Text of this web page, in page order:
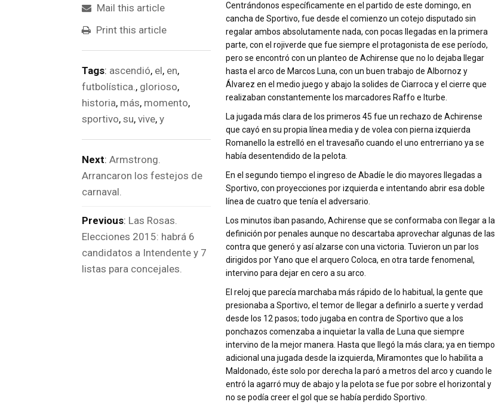
Centrándonos específicamente en el partido de este domingo, en
cancha de Sportivo, fue desde el comienzo un cotejo disputado sin
regalar ambos absolutamente nada, con pocas llegadas en la primera
parte, con el rojiverde que fue siempre el protagonista de ese período,
pero se encontró con un planteo de Achirense que no lo dejaba llegar
hasta el arco de Marcos Luna, con un buen trabajo de Albornoz y
Álvarez en el medio juego y abajo la solides de Ciarroca y el cierre que
realizaban constantemente los marcadores Raffo e Iturbe.
La jugada más clara de los primeros 45 fue un rechazo de Achirense
que cayó en su propia línea media y de volea con pierna izquierda
Romanello la estrelló en el travesaño cuando el uno entrerriano ya se
había desentendido de la pelota.
En el segundo tiempo el ingreso de Abadíe le dio mayores llegadas a
Sportivo, con proyecciones por izquierda e intentando abrir esa doble
línea de cuatro que tenía el adversario.
Los minutos iban pasando, Achirense que se conformaba con llegar a la
definición por penales aunque no descartaba aprovechar algunas de las
contra que generó y así alzarse con una victoria. Tuvieron un par los
dirigidos por Yano que el arquero Coloca, en otra tarde fenomenal,
intervino para dejar en cero a su arco.
El reloj que parecía marchaba más rápido de lo habitual, la gente que
presionaba a Sportivo, el temor de llegar a definirlo a suerte y verdad
desde los 12 pasos; todo jugaba en contra de Sportivo que a los
ponchazos comenzaba a inquietar la valla de Luna que siempre
intervino de la mejor manera. Hasta que llegó la más clara; ya en tiempo
adicional una jugada desde la izquierda, Miramontes que lo habilita a
Maldonado, éste solo por derecha la paró a metros del arco y cuando le
entró la agarró muy de abajo y la pelota se fue por sobre el horizontal y
no se podía creer el gol que se había perdido Sportivo.
Mail this article
Print this article
Tags: ascendió, el, en,
futbolística., glorioso,
historia, más, momento,
sportivo, su, vive, y
Next: Armstrong.
Arrancaron los festejos de
carnaval.
Previous: Las Rosas.
Elecciones 2015: habrá 6
candidatos a Intendente y 7
listas para concejales.